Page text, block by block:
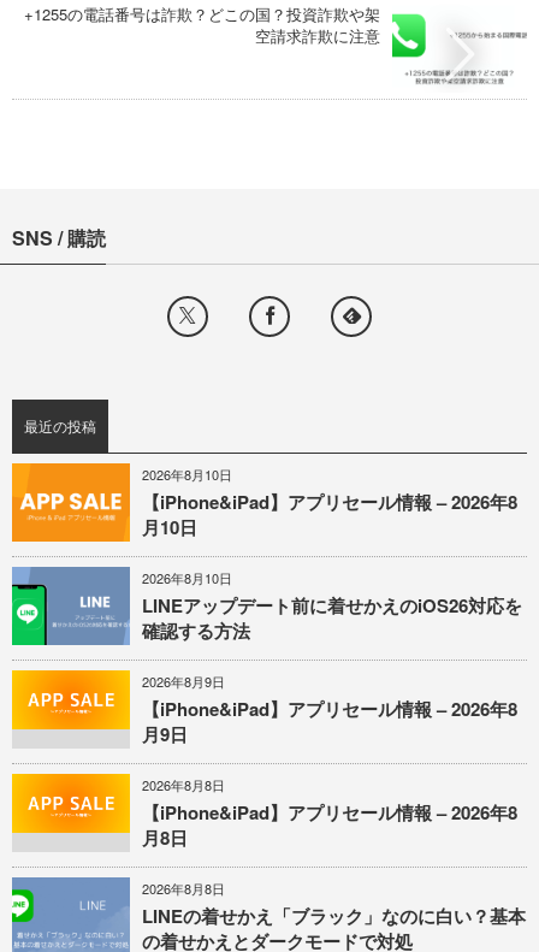
+1255の電話番号は詐欺？どこの国？投資詐欺や架
空請求詐欺に注意
SNS / 購読
最近の投稿
2026年8月10日
【iPhone&iPad】アプリセール情報 – 2026年8
月10日
2026年8月10日
LINEアップデート前に着せかえのiOS26対応を
確認する方法
2026年8月9日
【iPhone&iPad】アプリセール情報 – 2026年8
月9日
2026年8月8日
【iPhone&iPad】アプリセール情報 – 2026年8
月8日
2026年8月8日
LINEの着せかえ「ブラック」なのに白い？基本
の着せかえとダークモードで対処